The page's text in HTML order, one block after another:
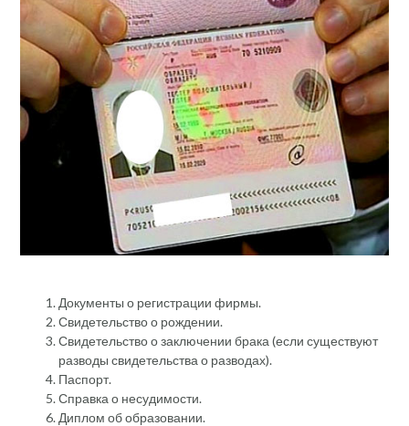
Документы о регистрации фирмы.
Свидетельство о рождении.
Свидетельство о заключении брака (если существуют
разводы свидетельства о разводах).
Паспорт.
Справка о несудимости.
Диплом об образовании.